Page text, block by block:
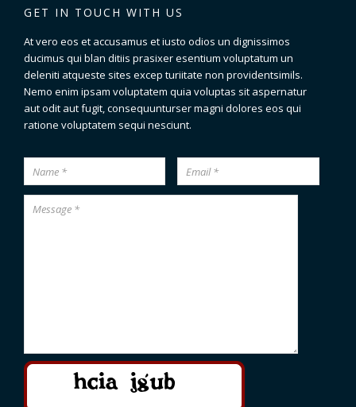
GET IN TOUCH WITH US
At vero eos et accusamus et iusto odios un dignissimos
ducimus qui blan ditiis prasixer esentium voluptatum un
deleniti atqueste sites excep turiitate non providentsimils.
Nemo enim ipsam voluptatem quia voluptas sit aspernatur
aut odit aut fugit, consequunturser magni dolores eos qui
ratione voluptatem sequi nesciunt.